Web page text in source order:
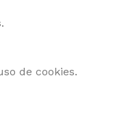
.
de cookies.